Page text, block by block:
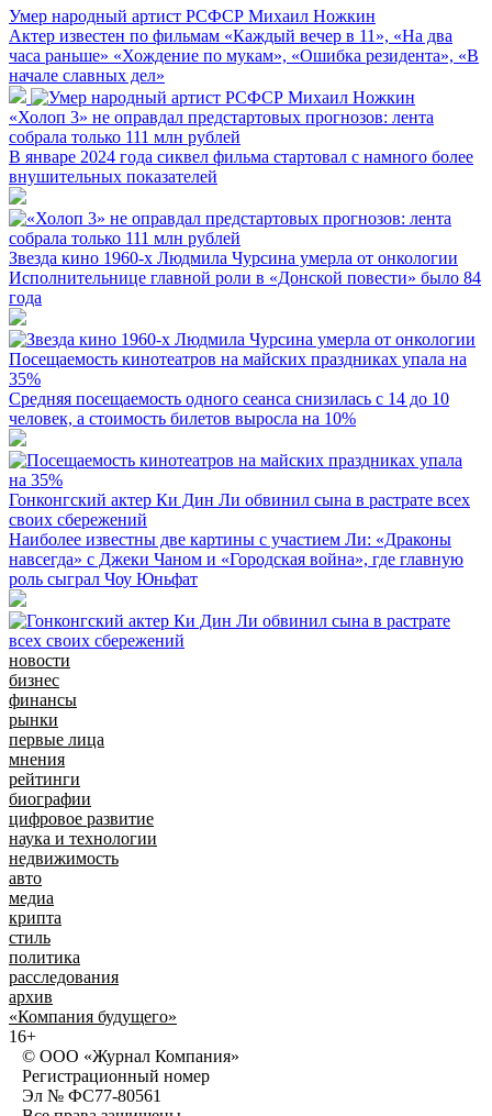
Умер народный артист РСФСР Михаил Ножкин
Актер известен по фильмам «Каждый вечер в 11», «На два
часа раньше» «Хождение по мукам», «Ошибка резидента», «В
начале славных дел»
«Холоп 3» не оправдал предстартовых прогнозов: лента
собрала только 111 млн рублей
В январе 2024 года сиквел фильма стартовал с намного более
внушительных показателей
Звезда кино 1960-х Людмила Чурсина умерла от онкологии
Исполнительнице главной роли в «Донской повести» было 84
года
Посещаемость кинотеатров на майских праздниках упала на
35%
Средняя посещаемость одного сеанса снизилась с 14 до 10
человек, а стоимость билетов выросла на 10%
Гонконгский актер Ки Дин Ли обвинил сына в растрате всех
своих сбережений
Наиболее известны две картины с участием Ли: «Драконы
навсегда» с Джеки Чаном и «Городская война», где главную
роль сыграл Чоу Юньфат
новости
бизнес
финансы
рынки
первые лица
мнения
рейтинги
биографии
цифровое развитие
наука и технологии
недвижимость
авто
медиа
крипта
стиль
политика
расследования
архив
«Компания будущего»
16+
© ООО «Журнал Компания»
Регистрационный номер
Эл № ФС77-80561